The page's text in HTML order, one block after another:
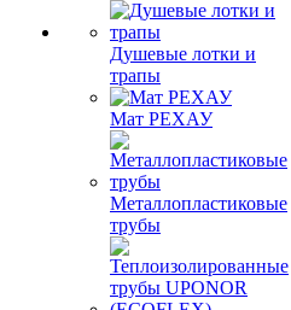
Душевые лотки и
трапы
Мат РЕХАУ
Металлопластиковые
трубы